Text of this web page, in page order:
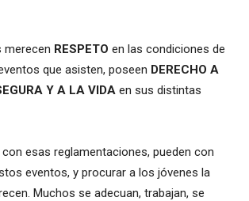
merecen RESPETO en las condiciones de
que asisten, poseen DERECHO A
Y A LA VIDA en sus distintas
esas reglamentaciones, pueden con
eventos, y procurar a los jóvenes la
Muchos se adecuan, trabajan, se